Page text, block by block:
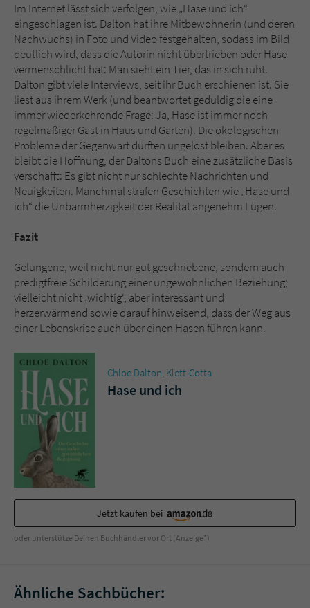
Im Internet lässt sich verfolgen, wie „Hase und ich“
eingeschlagen ist. Dalton hat ihre Mitbewohnerin (und deren
Nachwuchs) in Foto und Video festgehalten, sodass im Bild
deutlich wird, dass die Autorin nicht übertrieben oder Hase
vermenschlicht hat: Man sieht ein Tier, das in sich ruht.
Dalton gibt viele Interviews, seit ihr Buch erschienen ist. Sie
liest aus ihrem Werk (und beantwortet geduldig die eine
immer wiederkehrende Frage: Ja, Hase ist immer noch
regelmäßiger Gast in Haus und Garten). Die ökologischen
Probleme der Gegenwart dürften ungelöst bleiben. Aber es
bleibt die Hoffnung, der Daltons Buch eine zusätzliche Basis
verschafft: Es gibt nicht nur schlechte Nachrichten und
Neuigkeiten. Manchmal strafen Geschichten wie „Hase und
ich“ die Unbarmherzigkeit der Realität angenehm Lügen.
Fazit
Gelungene, weil nicht nur gut geschriebene, sondern auch
predigtfreie Schilderung einer ungewöhnlichen Beziehung;
vielleicht nicht ‚wichtig‘, aber interessant und
herzerwärmend sowie darauf hinweisend, dass der Weg aus
einer Lebenskrise auch über einen Hasen führen kann.
Chloe Dalton, Klett-Cotta
Hase und ich
Jetzt kaufen bei
oder unterstütze Deinen Buchhändler vor Ort (Anzeige*)
Ähnliche Sachbücher: